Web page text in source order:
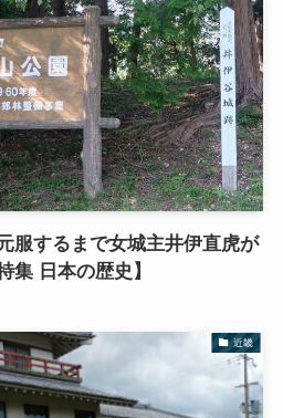
服するまで女城主井伊直虎が
集 日本の歴史】
近畿